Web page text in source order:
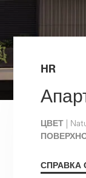
HR
ЦВЕТ |
СПРАВКА